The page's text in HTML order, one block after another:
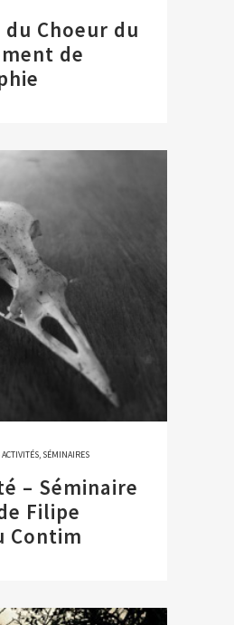
Choeur du
de
ACTIVITÉS, SÉMINAIRES
– Séminaire
Filipe
Contim